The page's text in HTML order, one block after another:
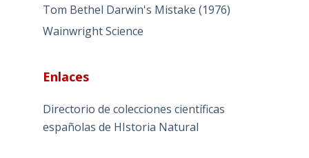
Tom Bethel Darwin's Mistake (1976)
Wainwright Science
Enlaces
Directorio de colecciones científicas
españolas de HIstoria Natural